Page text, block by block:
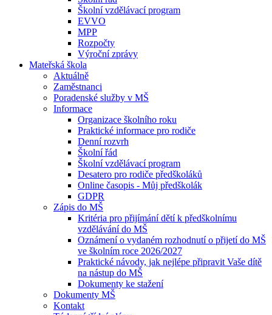
Školní vzdělávací program
EVVO
MPP
Rozpočty
Výroční zprávy
Mateřská škola
Aktuálně
Zaměstnanci
Poradenské služby v MŠ
Informace
Organizace školního roku
Praktické informace pro rodiče
Denní rozvrh
Školní řád
Školní vzdělávací program
Desatero pro rodiče předškoláků
Online časopis - Můj předškolák
GDPR
Zápis do MŠ
Kritéria pro přijímání dětí k předškolnímu
vzdělávání do MŠ
Oznámení o vydaném rozhodnutí o přijetí do MŠ
ve školním roce 2026/2027
Praktické návody, jak nejlépe připravit Vaše dítě
na nástup do MŠ
Dokumenty ke stažení
Dokumenty MŠ
Kontakt